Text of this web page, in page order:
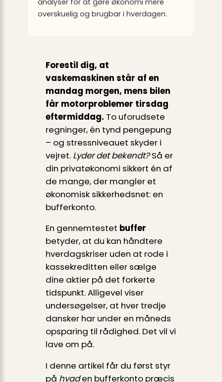
analyser for at gøre økonomi mere
overskuelig og brugbar i hverdagen.
Forestil dig, at
vaskemaskinen står af en
mandag morgen, mens bilen
får motorproblemer tirsdag
eftermiddag. To uforudsete
regninger, én tynd pengepung
– og stressniveauet skyder i
vejret. Lyder det bekendt?Så er
din privatøkonomi sikkert én af
de mange, der mangler et
økonomisk sikkerhedsnet: en
bufferkonto.
En gennemtestet buffer
betyder, at du kan håndtere
hverdagskriser uden at rode i
kassekreditten eller sælge
dine aktier på det forkerte
tidspunkt. Alligevel viser
undersøgelser, at hver tredje
dansker har under en måneds
opsparing til rådighed. Det vil vi
lave om på.
I denne artikel får du først styr
på hvaden bufferkonto præcis